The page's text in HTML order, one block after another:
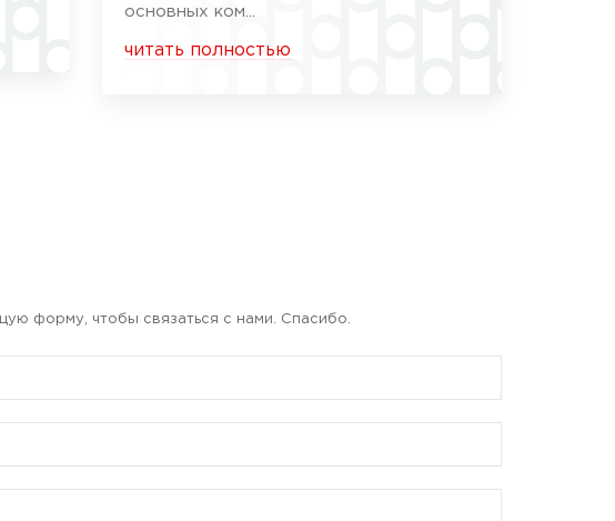
основных ком...
читать полностью
форму, чтобы связаться с нами. Спасибо.